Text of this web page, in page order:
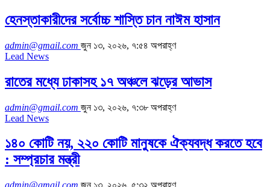
হেনস্তাকারীদের সর্বোচ্চ শাস্তি চান নাঈম হাসান
admin@gmail.com জুন ১৩, ২০২৬, ৭:৫৪ অপরাহ্ণ
Lead News
রাতের মধ্যে ঢাকাসহ ১৭ অঞ্চলে ঝড়ের আভাস
admin@gmail.com জুন ১৩, ২০২৬, ৭:৩৮ অপরাহ্ণ
Lead News
১৪০ কোটি নয়, ২২০ কোটি মানুষকে ঐক্যবদ্ধ করতে হবে
: সম্প্রচার মন্ত্রী